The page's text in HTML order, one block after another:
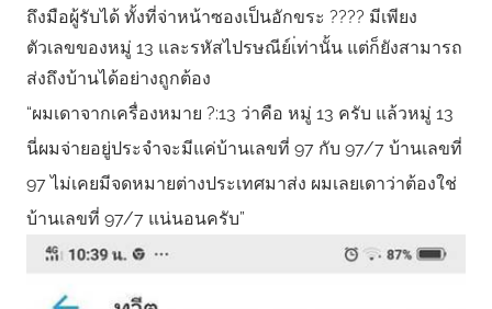
ถึงมือผู้รับได้ ทั้งที่จ่าหน้าซองเป็นอักขระ ???? มีเพียง
ตัวเลขของหมู่ 13 และรหัสไปรษณีย์เ่ท่านั้น แต่ก็ยังสามารถ
ส่งถึงบ้านได้อย่างถูกต้อง
“ผมเดาจากเครื่องหมาย ?:13 ว่าคือ หมู่ 13 ครับ แล้วหมู่ 13
นี่ผมจ่ายอยู่ประจำจะมีแค่บ้านเลขที่ 97 กับ 97/7 บ้านเลขที่
97 ไม่เคยมีจดหมายต่างประเทศมาส่ง ผมเลยเดาว่าต้องใช่
บ้านเลขที่ 97/7 แน่นอนครับ”